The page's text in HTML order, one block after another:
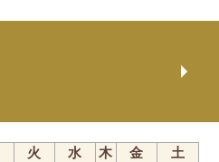
火 水 木 金
土